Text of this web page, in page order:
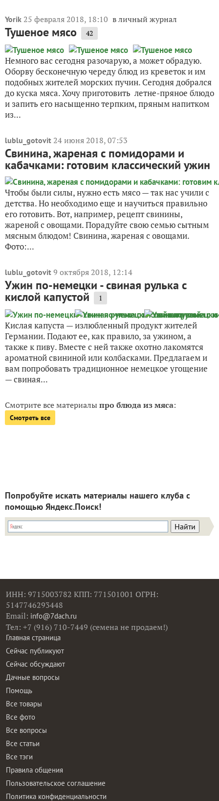
Yorik 25 февраля 2018, 18:10 в личный журнал
Тушеное мясо 42
Немного вас сегодня разочарую, а может обрадую.
Оборву бесконечную череду блюд из креветок и им
подобных жителей морских пучин. Сегодня добрался
до куска мяса. Хочу приготовить летне-пряное блюдо
и запить его насыщенно терпким, пряным напитком
из...
lublu_gotovit 24 июня 2018, 07:53
Свинина, жареная с помидорами и
кабачками: готовим классический ужин
Чтобы были силы, нужно есть мясо — так нас учили с
детства. Но необходимо еще и научиться правильно
его готовить. Вот, например, рецепт свинины,
жареной с овощами. Порадуйте свою семью сытным
мясным блюдом! Свинина, жареная с овощами.
Фото:...
lublu_gotovit 9 октября 2018, 12:14
Ужин по-немецки - свиная рулька с
кислой капустой 1
Кислая капуста — излюбленный продукт жителей
Германии. Подают ее, как правило, за ужином, а
также к пиву. Вместе с ней также охотно лакомятся
ароматной свининой или колбасками. Предлагаем и
вам попробовать традиционное немецкое угощение
— свиная...
Смотрите все материалыпро блюда из мяса:
Смотреть все
Попробуйте искать материалы нашего клуба с
помощью Яндекс.Поиск!
ИНН: 9715003782 КПП: 771501001 ОГРН:
5147746293448
Email: info@7dach.ru
Тел: +7 (916) 710-7449 (семена не продаем!)
Главная страница
Сейчас публикуют
Сейчас обсуждают
Дачные вопросы
Помощь
Все товары
Все фото
Все вопросы
Все статьи
Все тэги
Правила общения
Пользовательское соглашение
Политика конфиденциальности